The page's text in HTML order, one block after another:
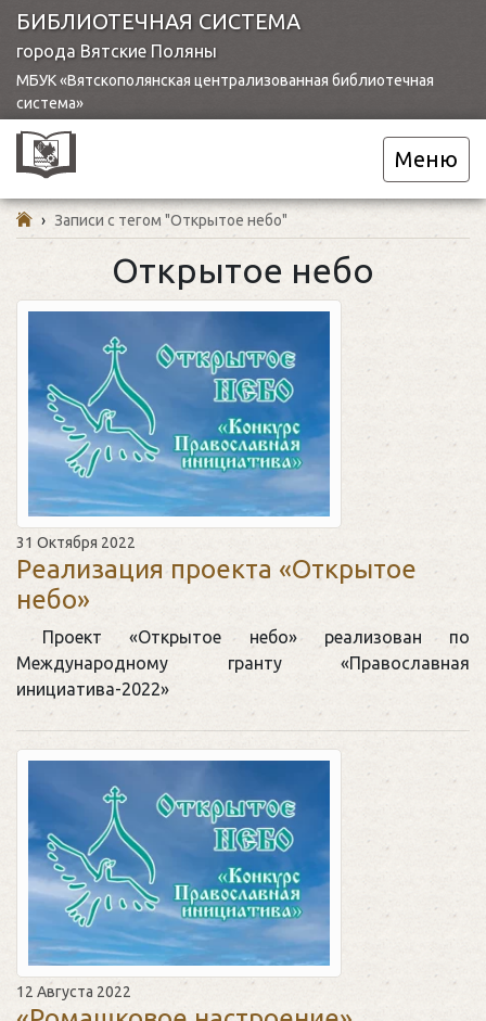
БИБЛИОТЕЧНАЯ СИСТЕМА
города Вятские Поляны
МБУК «Вятскополянская централизованная библиотечная
система»
Меню
› Записи с тегом "Открытое небо"
Открытое небо
31 Октября 2022
Реализация проекта «Открытое
небо»
Проект «Открытое небо» реализован по
Международному гранту «Православная
инициатива-2022»
12 Августа 2022